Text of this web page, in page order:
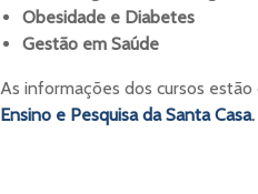
Obesidade e Diabetes
Gestão em Saúde
As informações dos cursos
Ensino e Pesquisa da Santa Casa.